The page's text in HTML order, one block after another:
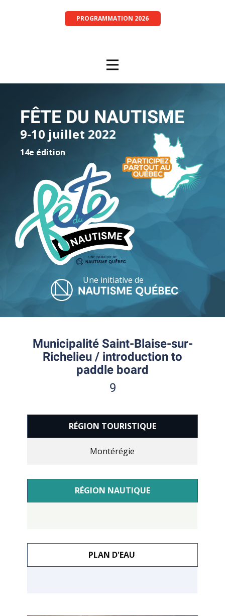
PROGRAMMATION 2026
FÊTE DU NAUTISME
9-10 juillet 2022
14e édition
Une initiative de
Municipalité Saint-Blaise-sur-
Richelieu / introduction to
paddle board
9
RÉGION TOURISTIQUE
Montérégie
RÉGION NAUTIQUE
PLAN D'EAU